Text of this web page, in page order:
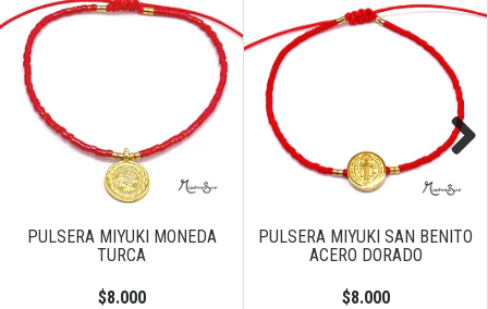
PULSERA MIYUKI MONEDA
TURCA
$8.000
PULSERA MIYUKI SAN BENITO
ACERO DORADO
$8.000
Next